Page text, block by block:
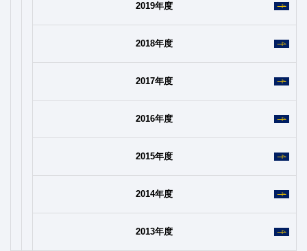
2019年度
2018年度
2017年度
2016年度
2015年度
2014年度
2013年度